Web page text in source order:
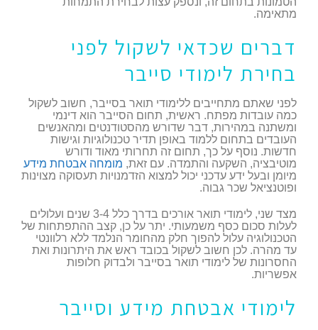
מתאימה.
דברים שכדאי לשקול לפני
בחירת לימודי סייבר
לפני שאתם מתחייבים ללימודי תואר בסייבר, חשוב לשקול
כמה עובדות מפתח. ראשית, תחום הסייבר הוא דינמי
ומשתנה במהירות, דבר שדורש מהסטודנטים ומהאנשים
העובדים בתחום ללמוד באופן תדיר טכנולוגיות וגישות
חדשות. נוסף על כך, תחום זה תחרותי מאוד ודורש
מוטיבציה, השקעה והתמדה. עם זאת, מומחה אבטחת מידע
מיומן ובעל ידע עדכני יכול למצוא הזדמנויות תעסוקה מצוינות
ופוטנציאל שכר גבוה.
מצד שני, לימודי תואר אורכים בדרך כלל 3-4 שנים ועלולים
לעלות סכום כסף משמעותי. יתר על כן, קצב ההתפתחות של
הטכנולוגיה עלול להפוך חלק מהחומר הנלמד ללא רלוונטי
עד מהרה. לכן חשוב לשקול בכובד ראש את היתרונות ואת
החסרונות של לימודי תואר בסייבר ולבדוק חלופות
אפשריות.
לימודי אבטחת מידע וסייבר